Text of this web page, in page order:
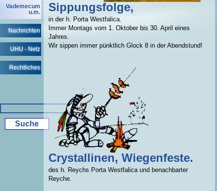
Vademecum
u.m.
Nachrichten
UHU - Netz
Rechtliches
Sippungsfolge,
in der h. Porta Westfalica.
Immer Montags vom 1. Oktober bis 30. April eines
Jahres.
Wir sippen immer pünktlich Glock 8 in der Abendstund!
Crystallinen, Wiegenfeste.
des h. Reychs Porta Westfalica und benachbarter
Reyche.